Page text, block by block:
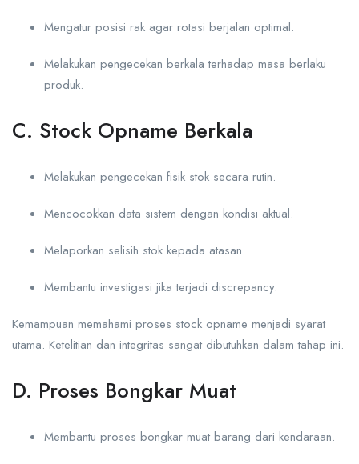
Mengatur posisi rak agar rotasi berjalan optimal.
Melakukan pengecekan berkala terhadap masa berlaku
produk.
C. Stock Opname Berkala
Melakukan pengecekan fisik stok secara rutin.
Mencocokkan data sistem dengan kondisi aktual.
Melaporkan selisih stok kepada atasan.
Membantu investigasi jika terjadi discrepancy.
Kemampuan memahami proses stock opname menjadi syarat
utama. Ketelitian dan integritas sangat dibutuhkan dalam tahap ini.
D. Proses Bongkar Muat
Membantu proses bongkar muat barang dari kendaraan.